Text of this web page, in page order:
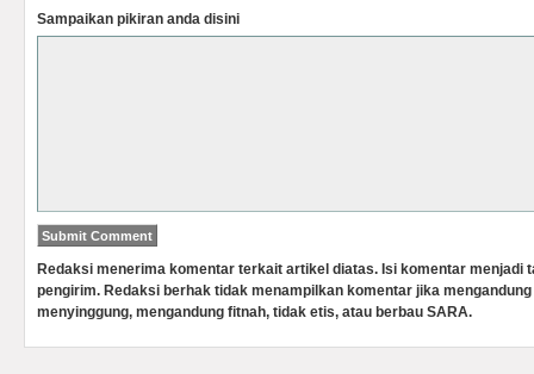
Sampaikan pikiran anda disini
Redaksi menerima komentar terkait artikel diatas. Isi komentar menjadi
pengirim. Redaksi berhak tidak menampilkan komentar jika
menyinggung, mengandung fitnah, tidak etis, atau berbau SARA.